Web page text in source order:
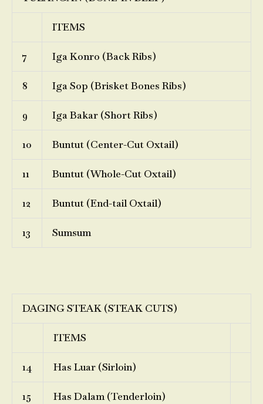
ITEMS
7 Iga Konro (Back Ribs)
8 Iga Sop (Brisket Bones Ribs)
9 Iga Bakar (Short Ribs)
10 Buntut (Center-Cut Oxtail)
11 Buntut (Whole-Cut Oxtail)
12 Buntut (End-tail Oxtail)
13 Sumsum
DAGING STEAK (STEAK CUTS)
ITEMS
14 Has Luar (Sirloin)
15 Has Dalam (Tenderloin)